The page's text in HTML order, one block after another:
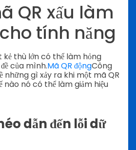
QR xấu làm
tính năng
thù lớn có thể làm hỏng
của mình.Mã QR độngCông
những gì xảy ra khi một mã QR
nào nó có thể làm giảm hiệu
dẫn đến lỗi dữ